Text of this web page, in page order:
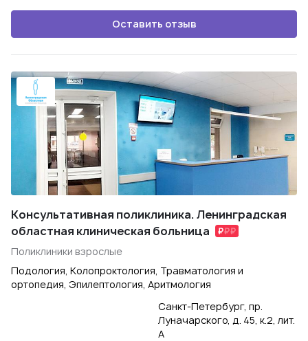
Оставить отзыв
Консультативная поликлиника. Ленинградская
областная клиническая больница
Поликлиники взрослые
Подология, Колопроктология, Травматология и
ортопедия, Эпилептология, Аритмология
Санкт-Петербург, пр.
Луначарского, д. 45, к.2, лит.
А